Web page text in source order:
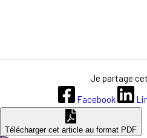
Je partage
Facebook
Télécharger cet article au format PDF